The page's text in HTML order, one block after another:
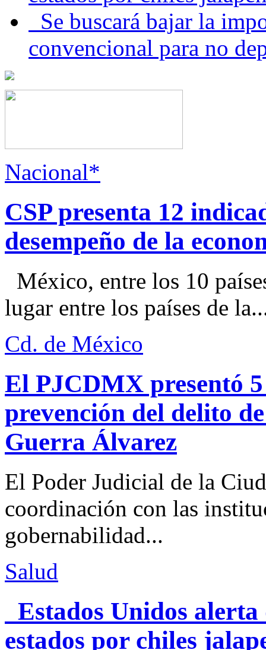
Se buscará bajar la
convencional para no
Nacional*
CSP presenta 12
desempeño de la
México, entre los 10
lugar entre los países de
Cd. de México
El PJCDMX presentó
prevención del delito
Guerra Álvarez
El Poder Judicial de la
coordinación con las
gobernabilidad...
Salud
Estados Unidos alerta
estados por chiles